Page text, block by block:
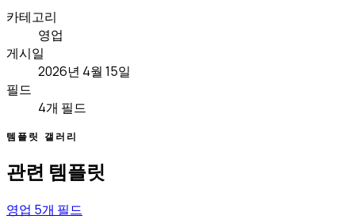
카테고리
영업
게시일
2026년 4월 15일
필드
4개 필드
템플릿 갤러리
관련 템플릿
영업 5개 필드